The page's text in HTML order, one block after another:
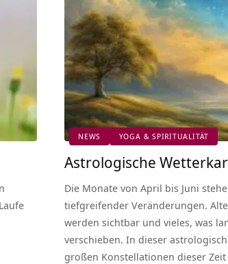
NEWS YOGA & SPIRITUALITÄT
Astrologische
Die Monate von April bis Juni
tiefgreifender Veränderungen.
werden sichtbar und vieles, was
verschieben. In dieser
großen Konstellationen dieser